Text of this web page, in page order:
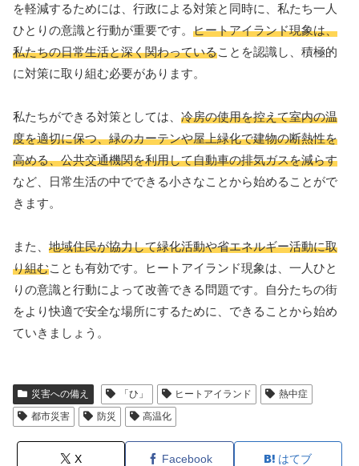
を軽減するためには、行政による対策と同時に、私たち一人
ひとりの意識と行動が重要です。 ヒートアイランド現象は、
私たちの日常生活と深く関わっていることを認識し、積極的
に対策に取り組む必要があります。
私たちができる対策としては、 冷房の使用を控えて室内の温
度を適切に保つ、緑のカーテンや屋上緑化で建物の断熱性を
高める、公共交通機関を利用して自動車の排気ガスを減らす
など、日常生活の中でできる小さなことから始めることがで
きます。
また、 地域住民が協力して緑化活動や省エネルギー活動に取
り組むことも有効です。ヒートアイランド現象は、一人ひと
りの意識と行動によって改善できる問題です。自分たちの街
をより快適で安全な場所にするために、できることから始め
ていきましょう。
災害への備え 「ひ」 ヒートアイランド
熱中症
都市災害
防災 高温化
X Facebook はてブ